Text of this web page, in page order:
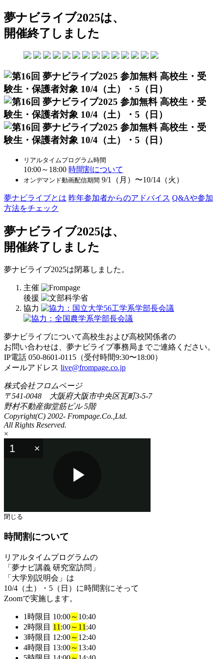
夢ナビライブ2025は、
開催終了しました
リアルタイムプログラム時間
10:00～18:00 時間割について
オンデマンド動画配信期間 9/1（月）〜10/14（火）
夢ナビライブとは 昨年参加者からのアドバイス Q&Aや参加
方法をチェック
夢ナビライブ2025は、
開催終了しました
夢ナビライブ2025は閉幕しました。
主催
後援
協力
夢ナビライブについて高校生および高校関係者の
お問い合わせは、夢ナビライブ事務局までご連絡ください。
IP電話 050-8601-0115（受付時間9:30〜18:00）
メールアドレス live@frompage.co.jp
株式会社フロムページ
〒541-0048 大阪府大阪市中央区瓦町3-5-7
野村不動産御堂筋ビル 5階
Copyright(C) 2002- Frompage.Co.,Ltd.
All Rights Reserved.
×
Video
閉じる
時間割について
リアルタイムプログラムの
「夢ナビ講義 研究室訪問」
「大学別説明会」 は
10/4（土）・5（日）に時間割にそって
Zoomで実施します。
1時限目 10:00～ 10:40
2時限目 11 :00～ 11 :40
3時限目 12:00～ 12:40
4時限目 13:00～ 13:40